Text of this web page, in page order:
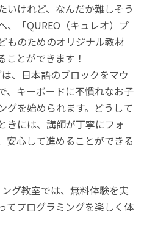
いけれど、なんだか難しそう
、「QUREO（キュレオ）プ
ものためのオリジナル教材
ことができます！
、日本語のブロックをマウ
、キーボードに不慣れなお子
グを始められます。どうして
きには、講師が丁寧にフォ
安心して進めることができる
グ教室では、無料体験を実
てプログラミングを楽しく体